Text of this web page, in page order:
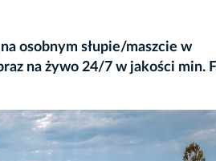
osobnym słupie/maszcie w
na żywo 24/7 w jakości min.